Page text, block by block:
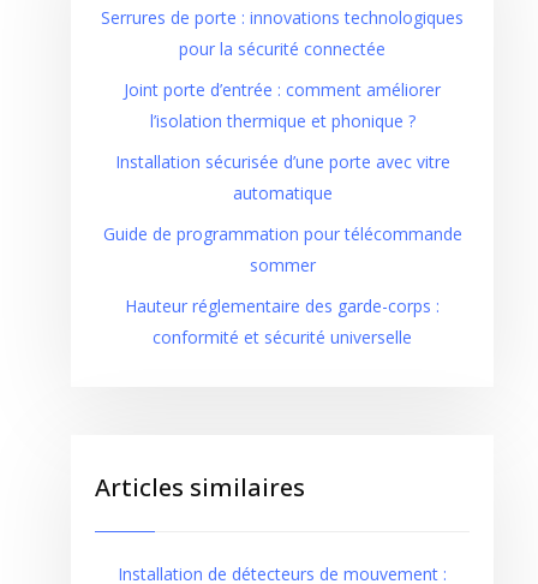
Serrures de porte : innovations technologiques
pour la sécurité connectée
Joint porte d’entrée : comment améliorer
l’isolation thermique et phonique ?
Installation sécurisée d’une porte avec vitre
automatique
Guide de programmation pour télécommande
sommer
Hauteur réglementaire des garde-corps :
conformité et sécurité universelle
Articles similaires
Installation de détecteurs de mouvement :